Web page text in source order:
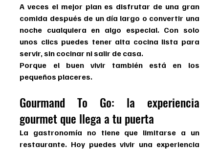
A veces el mejor plan es disfrutar de una gran
comida después de un día largo o convertir una
noche cualquiera en algo especial. Con solo
unos clics puedes tener alta cocina lista para
servir, sin cocinar ni salir de casa.
Porque el buen vivir también está en los
pequeños placeres.
Gourmand To Go: la experiencia
gourmet que llega a tu puerta
La gastronomía no tiene que limitarse a un
restaurante. Hoy puedes vivir una experiencia